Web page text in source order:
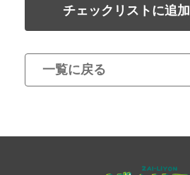
チェックリストに追加
一覧に戻る